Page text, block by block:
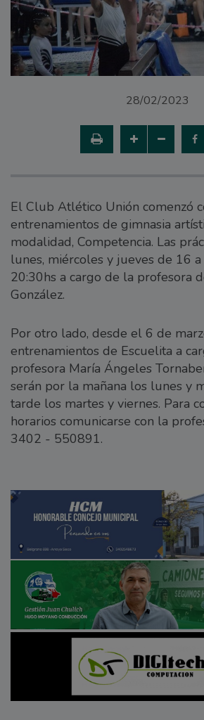
28/02/2023
El Club Atlético Unión comenzó
entrenamientos de gimnasia
modalidad, Competencia. Las
lunes, miércoles y jueves de 16
20:30hs a cargo de la profesora
González.
Por otro lado, desde el 6 de
entrenamientos de Escuelita a
profesora María Ángeles
serán por la mañana los lunes y
tarde los martes y viernes. Para
horarios comunicarse con la
3402 - 550891.